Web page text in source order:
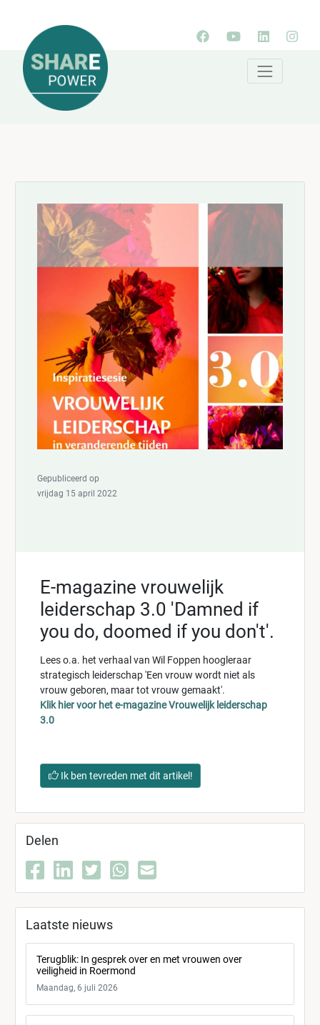
Gepubliceerd op
vrijdag 15 april 2022
E-magazine vrouwelijk
leiderschap 3.0 'Damned if
you do, doomed if you don't'.
Lees o.a. het verhaal van Wil Foppen hoogleraar
strategisch leiderschap 'Een vrouw wordt niet als
vrouw geboren, maar tot vrouw gemaakt'.
Klik hier voor het e-magazine Vrouwelijk leiderschap
3.0
Ik ben tevreden met dit artikel!
Delen
Laatste nieuws
Terugblik: In gesprek over en met vrouwen over
veiligheid in Roermond
Maandag, 6 juli 2026